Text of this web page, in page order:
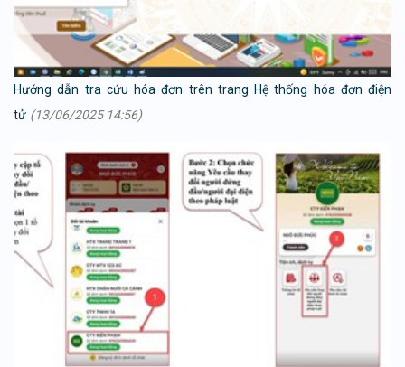
Hướng dẫn tra cứu hóa đơn trên trang Hệ thống hóa đơn điện
tử (13/06/2025 14:56)